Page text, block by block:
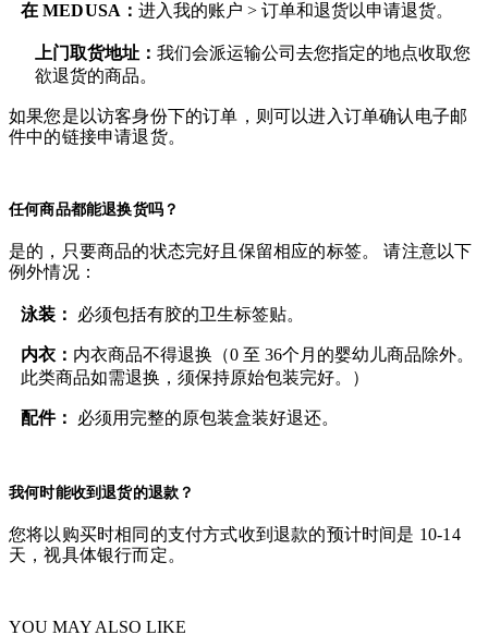
在 MEDUSA ：进入我的账户 > 订单和退货以申请退货。
上门取货地址： 我们会派运输公司去您指定的地点收取您
欲退货的商品。
如果您是以访客身份下的订单，则可以进入订单确认电子邮
件中的链接申请退货。
任何商品都能退换货吗？
是的，只要商品的状态完好且保留相应的标签。 请注意以下
例外情况：
泳装： 必须包括有胶的卫生标签贴。
内衣： 内衣商品不得退换（0 至 36个月的婴幼儿商品除外。
此类商品如需退换，须保持原始包装完好。）
配件： 必须用完整的原包装盒装好退还。
我何时能收到退货的退款？
您将以购买时相同的支付方式收到退款的预计时间是 10-14
天，视具体银行而定。
YOU MAY ALSO LIKE